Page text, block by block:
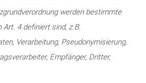
werden bestimmte
Art. 4 definiert sind, z.B.
Verarbeitung, Pseudonymisierung,
Empfänger, Dritter,